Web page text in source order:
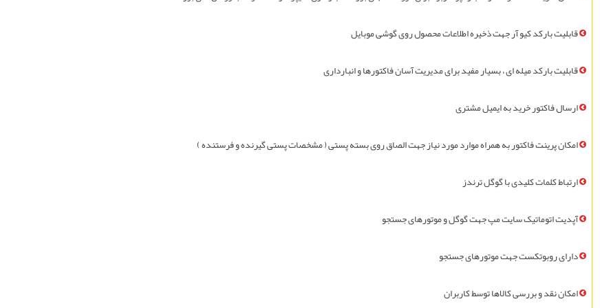
قابليت بارکد کیو آر جهت ذخیره اطلاعات محصول روی گوشی موبایل
قابليت بارکد ميله ای ، بسیار مفيد برای مدیریت آسان فاکتورها و انبارداری
ارسال فاکتور خريد به ايميل مشتری
امکان پرينت فاکتور به همراه موارد مورد نياز جهت الصاق روی بسته پستی ( مشخصات پستی گيرنده و فرستنده )
ارتباط کلمات کلیدی با گوگل ترندز
آپديت اتوماتیک سايت مپ جهت گوگل و موتورهای جستجو
دارای روبوتکست جهت موتورهای جستجو
امکان نقد و بررسی کالاها توسط کاربران